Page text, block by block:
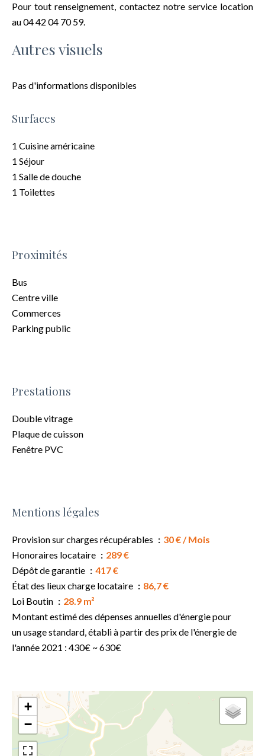
Pour tout renseignement, contactez notre service location
au 04 42 04 70 59.
Autres visuels
Pas d'informations disponibles
Surfaces
1 Cuisine américaine
1 Séjour
1 Salle de douche
1 Toilettes
Proximités
Bus
Centre ville
Commerces
Parking public
Prestations
Double vitrage
Plaque de cuisson
Fenêtre PVC
Mentions légales
Provision sur charges récupérables
30 € / Mois
Honoraires locataire
289 €
Dépôt de garantie
417 €
État des lieux charge locataire
86,7 €
Loi Boutin
28.9 m²
Montant estimé des dépenses annuelles d'énergie pour
un usage standard, établi à partir des prix de l'énergie de
l'année 2021 : 430€ ~ 630€
+
−